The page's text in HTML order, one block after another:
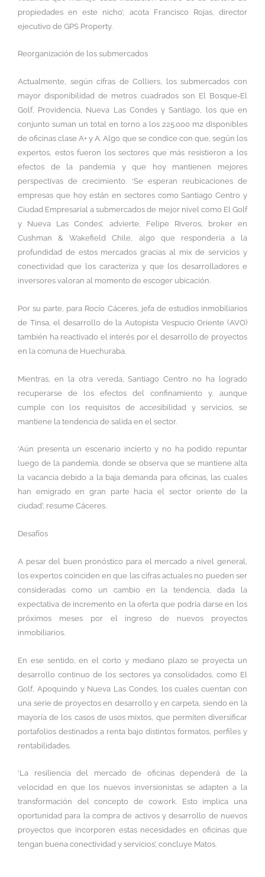
propiedades en este nicho’, acota Francisco Rojas, director
ejecutivo de GPS Property.
Reorganización de los submercados
Actualmente, según cifras de Colliers, los submercados con
mayor disponibilidad de metros cuadrados son El Bosque-El
Golf, Providencia, Nueva Las Condes y Santiago, los que en
conjunto suman un total en torno a los 225.000 m2 disponibles
de oficinas clase A+ y A. Algo que se condice con que, según los
expertos, estos fueron los sectores que más resistieron a los
efectos de la pandemia y que hoy mantienen mejores
perspectivas de crecimiento. ‘Se esperan reubicaciones de
empresas que hoy están en sectores como Santiago Centro y
Ciudad Empresarial a submercados de mejor nivel como El Golf
y Nueva Las Condes’, advierte, Felipe Riveros, broker en
Cushman & Wakefield Chile, algo que respondería a la
profundidad de estos mercados gracias al mix de servicios y
conectividad que los caracteriza y que los desarrolladores e
inversores valoran al momento de escoger ubicación.
Por su parte, para Rocío Cáceres, jefa de estudios inmobiliarios
de Tinsa, el desarrollo de la Autopista Vespucio Oriente (AVO)
también ha reactivado el interés por el desarrollo de proyectos
en la comuna de Huechuraba.
Mientras, en la otra vereda, Santiago Centro no ha logrado
recuperarse de los efectos del confinamiento y, aunque
cumple con los requisitos de accesibilidad y servicios, se
mantiene la tendencia de salida en el sector.
‘Aún presenta un escenario incierto y no ha podido repuntar
luego de la pandemia, donde se observa que se mantiene alta
la vacancia debido a la baja demanda para oficinas, las cuales
han emigrado en gran parte hacia el sector oriente de la
ciudad’, resume Cáceres.
Desafíos
A pesar del buen pronóstico para el mercado a nivel general,
los expertos coinciden en que las cifras actuales no pueden ser
consideradas como un cambio en la tendencia, dada la
expectativa de incremento en la oferta que podría darse en los
próximos meses por el ingreso de nuevos proyectos
inmobiliarios.
En ese sentido, en el corto y mediano plazo se proyecta un
desarrollo continuo de los sectores ya consolidados, como El
Golf, Apoquindo y Nueva Las Condes, los cuales cuentan con
una serie de proyectos en desarrollo y en carpeta, siendo en la
mayoría de los casos de usos mixtos, que permiten diversificar
portafolios destinados a renta bajo distintos formatos, perfiles y
rentabilidades.
‘La resiliencia del mercado de oficinas dependerá de la
velocidad en que los nuevos inversionistas se adapten a la
transformación del concepto de cowork. Esto implica una
oportunidad para la compra de activos y desarrollo de nuevos
proyectos que incorporen estas necesidades en oficinas que
tengan buena conectividad y servicios’, concluye Matos.